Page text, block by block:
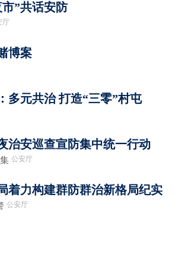
市”共话安防
厅
博案
多元共治 打造“三零”村屯
治安巡查宣防集中统一行动
公安厅
着力构建群防群治新格局纪实
公安厅